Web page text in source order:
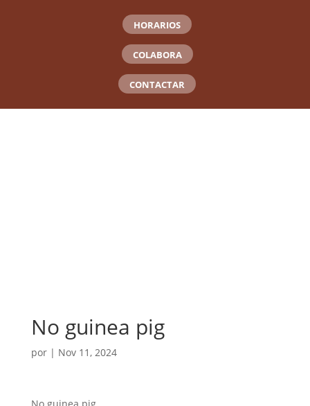
HORARIOS
COLABORA
CONTACTAR
No guinea pig
por | Nov 11, 2024